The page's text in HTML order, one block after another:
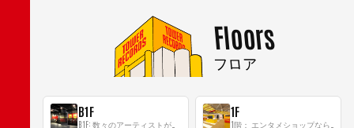
Floors
フロア
B1F 1F